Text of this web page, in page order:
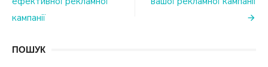
wpisu
кампанії
ПОШУК